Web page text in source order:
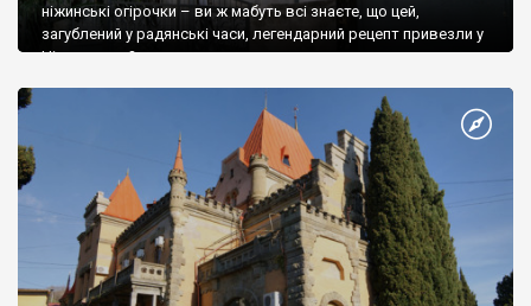
ніжинські огірочки – ви ж мабуть всі знаєте, що цей,
загублений у радянські часи, легендарний рецепт привезли у
Ніжин греки?